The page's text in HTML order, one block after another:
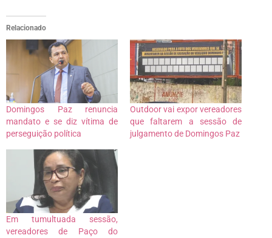
Relacionado
Domingos Paz renuncia
mandato e se diz vítima de
perseguição política
Outdoor vai expor vereadores
que faltarem a sessão de
julgamento de Domingos Paz
Em tumultuada sessão,
vereadores de Paço do